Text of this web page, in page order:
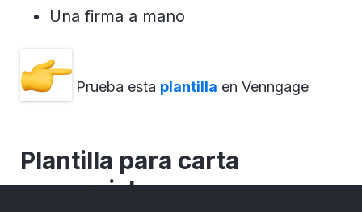
Una firma a mano
Prueba esta plantilla en Venngage
Plantilla para carta
comercial